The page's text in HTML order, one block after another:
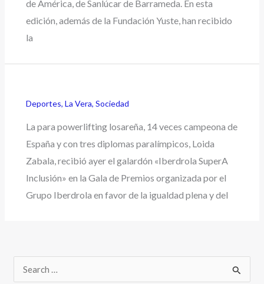
de América, de Sanlúcar de Barrameda. En esta
edición, además de la Fundación Yuste, han recibido
la
Deportes,La Vera,Sociedad
La para powerlifting losareña, 14 veces campeona de
España y con tres diplomas paralímpicos, Loida
Zabala, recibió ayer el galardón «Iberdrola SuperA
Inclusión» en la Gala de Premios organizada por el
Grupo Iberdrola en favor de la igualdad plena y del